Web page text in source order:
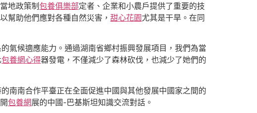
地政策制包養俱樂部定者、企業和小農戶提供了重要的技
幫助他們應對各種自然災害， 甜心花園尤其是干旱。在同
氣候適應能力。通過湖南省鄉村振興發展項目，我們為當
包養網心得器發電，不僅減少了森林砍伐，也減少了她們的
南南合作平臺正在全面促進中國與其他發展中國家之間的
包養網展的中國-巴基斯坦知識交流對話。